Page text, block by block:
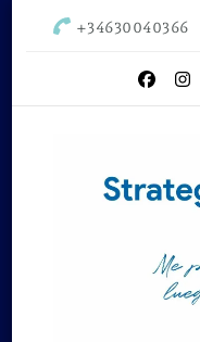
+34630040366